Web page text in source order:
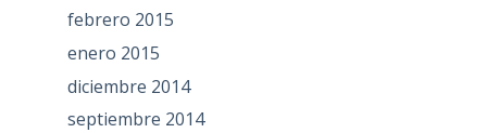
febrero 2015
enero 2015
diciembre 2014
septiembre 2014